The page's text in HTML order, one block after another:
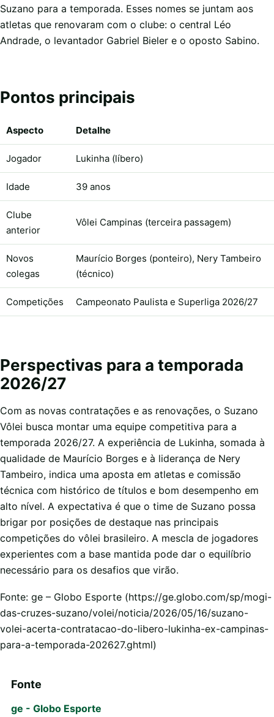
Suzano para a temporada. Esses nomes se juntam aos
atletas que renovaram com o clube: o central Léo
Andrade, o levantador Gabriel Bieler e o oposto Sabino.
Pontos principais
Aspecto Detalhe
Jogador Lukinha (líbero)
Idade 39 anos
Clube
anterior
Vôlei Campinas (terceira passagem)
Novos
colegas
Maurício Borges (ponteiro), Nery Tambeiro
(técnico)
Competições Campeonato Paulista e Superliga 2026/27
Perspectivas para a temporada
2026/27
Com as novas contratações e as renovações, o Suzano
Vôlei busca montar uma equipe competitiva para a
temporada 2026/27. A experiência de Lukinha, somada à
qualidade de Maurício Borges e à liderança de Nery
Tambeiro, indica uma aposta em atletas e comissão
técnica com histórico de títulos e bom desempenho em
alto nível. A expectativa é que o time de Suzano possa
brigar por posições de destaque nas principais
competições do vôlei brasileiro. A mescla de jogadores
experientes com a base mantida pode dar o equilíbrio
necessário para os desafios que virão.
Fonte: ge – Globo Esporte (https://ge.globo.com/sp/mogi-
das-cruzes-suzano/volei/noticia/2026/05/16/suzano-
volei-acerta-contratacao-do-libero-lukinha-ex-campinas-
para-a-temporada-202627.ghtml)
Fonte
ge - Globo Esporte